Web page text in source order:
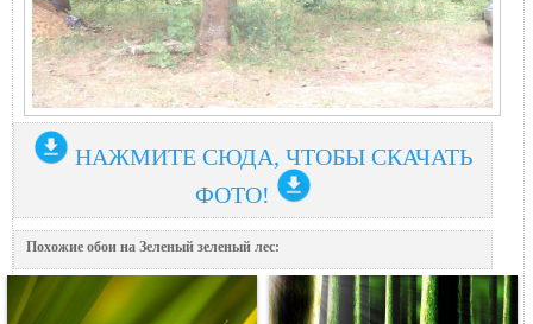
НАЖМИТЕ СЮДА, ЧТОБЫ СКАЧАТЬ
ФОТО!
Похожие обои на Зеленый зеленый лес: